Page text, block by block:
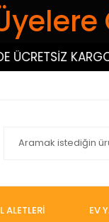
KARGO!
ALETLERİ EV